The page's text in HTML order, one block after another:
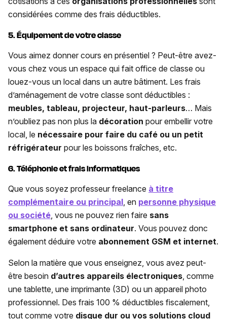
considérées comme des frais déductibles.
5. Équipement de votre classe
Vous aimez donner cours en présentiel ? Peut-être avez-
vous chez vous un espace qui fait office de classe ou
louez-vous un local dans un autre bâtiment. Les frais
d’aménagement de votre classe sont déductibles :
meubles, tableau, projecteur, haut-parleurs… Mais
n’oubliez pas non plus la décoration pour embellir votre
local, le nécessaire pour faire du café ou un petit
réfrigérateur pour les boissons fraîches, etc.
6. Téléphonie et frais informatiques
Que vous soyez professeur freelance à titre
complémentaire ou principal , en personne physique
ou société , vous ne pouvez rien faire sans
smartphone et sans ordinateur. Vous pouvez donc
également déduire votre abonnement GSM et internet.
Selon la matière que vous enseignez, vous avez peut-
être besoin d’autres appareils électroniques , comme
une tablette, une imprimante (3D) ou un appareil photo
professionnel. Des frais 100 % déductibles fiscalement,
tout comme votre disque dur ou vos solutions cloud